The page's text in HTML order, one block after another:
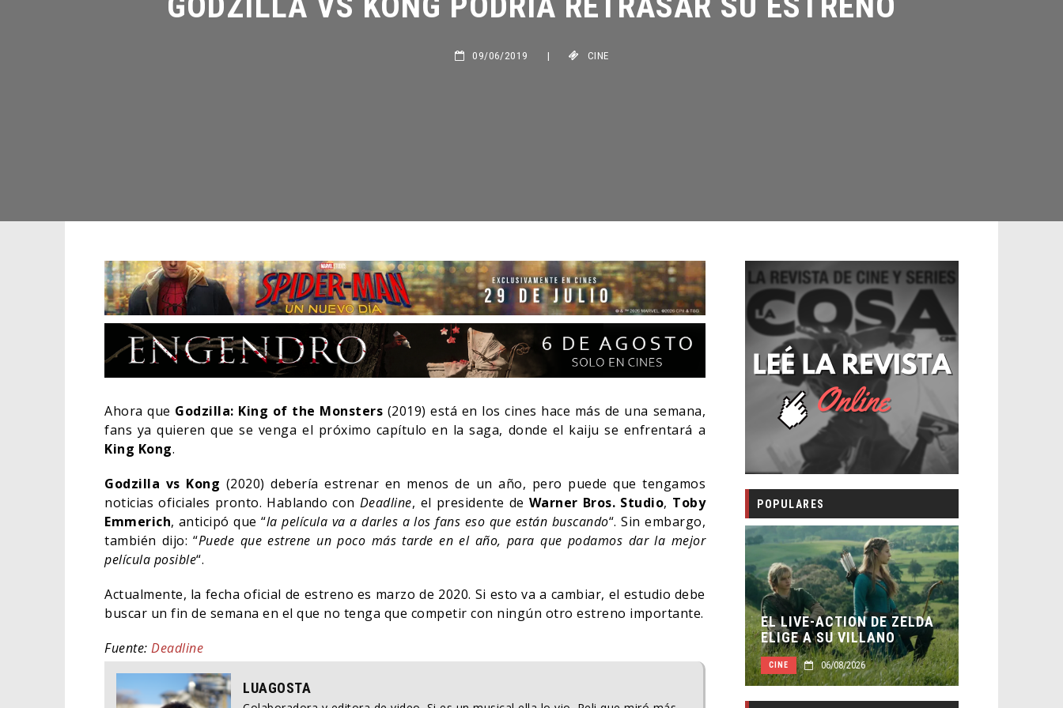
Ahora que Godzilla: King of the Monsters (2019) está en los cines hace más de una semana,
fans ya quieren que se venga el próximo capítulo en la saga, donde el kaiju se enfrentará a
King Kong.
Godzilla vs Kong (2020) debería estrenar en menos de un año, pero puede que tengamos
noticias oficiales pronto. Hablando con Deadline, el presidente de Warner Bros. Studio, Toby
Emmerich, anticipó que “la película va a darles a los fans eso que están buscando“. Sin embargo,
también dijo: “Puede que estrene un poco más tarde en el año, para que podamos dar la mejor
película posible“.
Actualmente, la fecha oficial de estreno es marzo de 2020. Si esto va a cambiar, el estudio debe
buscar un fin de semana en el que no tenga que competir con ningún otro estreno importante.
Fuente: Deadline
LUAGOSTA
POPULARES
SPIDER-MAN: UN NUEVO
05/08/2026
¿PODRÍA COLLEEN WING
APARECER EN DAREDEVIL:
05/08/2026
EL LIVE-ACTION DE ZELDA
ELIGE A SU VILLANO
CINE 06/08/2026